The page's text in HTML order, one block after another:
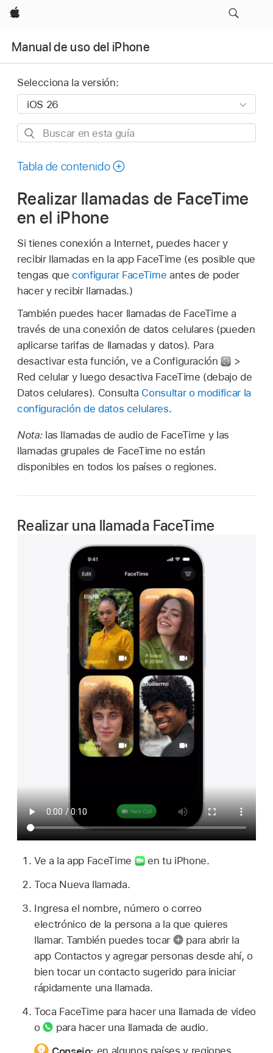
Apple
Manual de uso del iPhone
Selecciona la versión:
Buscar
esta
Tabla de contenido
Realizar llamadas de FaceTime
en el iPhone
Si tienes conexión a Internet, puedes hacer y
recibir llamadas en la app FaceTime (es posible que
tengas queconfigurar FaceTime antes de poder
hacer y recibir llamadas.)
También puedes hacer llamadas de FaceTime a
través de una conexión de datos celulares (pueden
aplicarse tarifas de llamadas y datos). Para
desactivar esta función, ve a Configuración
>
Red celular y luego desactiva FaceTime (debajo de
Datos celulares). Consulta Consultar o modificar la
configuración de datos celulares.
Nota: las llamadas de audio de FaceTime y las
llamadas grupales de FaceTime no están
disponibles en todos los países o regiones.
Realizar una llamada FaceTime
Ve a la app FaceTime
en tu iPhone.
Toca Nueva llamada.
Ingresa el nombre, número o correo
electrónico de la persona a la que quieres
llamar. También puedes tocar
para abrir la
app Contactos y agregar personas desde ahí, o
bien tocar un contacto sugerido para iniciar
rápidamente una llamada.
Toca FaceTime para hacer una llamada de video
o
para hacer una llamada de audio.